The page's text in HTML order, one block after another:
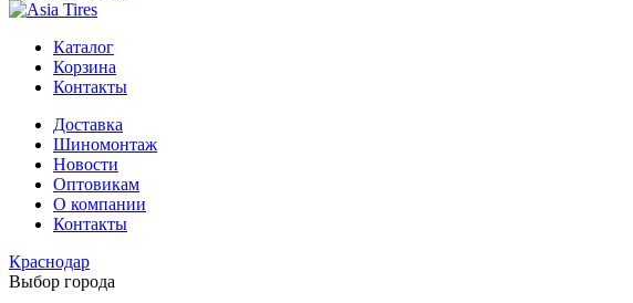
Каталог
Корзина
Контакты
Доставка
Шиномонтаж
Новости
Оптовикам
О компании
Контакты
Краснодар
Выбор города